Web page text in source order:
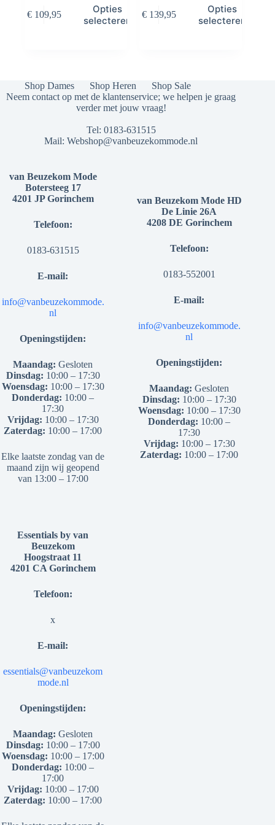
€109,95
Opties
selecteren
product
kan
gekozen
productpagina
€139,95
Opties
selecteren
product
kan
gekozen
worden
de
productpagina
Shop Dames Shop Heren
Shop Sale
Neem contact op met de klantenservice; we helpen je graag
verder met jouw vraag!
Tel: 0183-631515
Mail:Webshop@vanbeuzekommode.nl
van Beuzekom Mode
Botersteeg 17
4201 JP Gorinchem
Telefoon:
0183-631515
E-mail:
info@vanbeuzekommode.
nl
Openingstijden:
Maandag: Gesloten
Dinsdag: 10:00 – 17:30
Woensdag: 10:00 – 17:30
Donderdag: 10:00 –
17:30
Vrijdag: 10:00 – 17:30
Zaterdag: 10:00 – 17:00
Elke laatste zondag van de
maand zijn wij geopend
van 13:00 – 17:00
van Beuzekom Mode HD
De Linie 26A
4208 DE Gorinchem
Telefoon:
0183-552001
E-mail:
info@vanbeuzekommode.
nl
Openingstijden:
Maandag: Gesloten
Dinsdag: 10:00 – 17:30
Woensdag: 10:00 – 17:30
Donderdag: 10:00 –
17:30
Vrijdag: 10:00 – 17:30
Zaterdag: 10:00 – 17:00
Essentials by van
Beuzekom
Hoogstraat 11
4201 CA Gorinchem
Telefoon:
x
E-mail:
essentials@vanbeuzekom
mode.nl
Openingstijden:
Maandag: Gesloten
Dinsdag: 10:00 – 17:00
Woensdag: 10:00 – 17:00
Donderdag: 10:00 –
17:00
Vrijdag: 10:00 – 17:00
Zaterdag: 10:00 – 17:00